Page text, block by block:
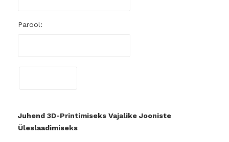
Parool:
Juhend 3D-Printimiseks Vajalike Jooniste
Üleslaadimiseks